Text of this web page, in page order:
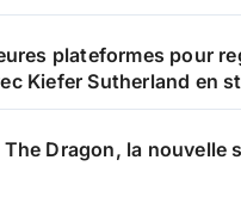
plateformes pour
Kiefer Sutherland en
Dragon, la nouvelle